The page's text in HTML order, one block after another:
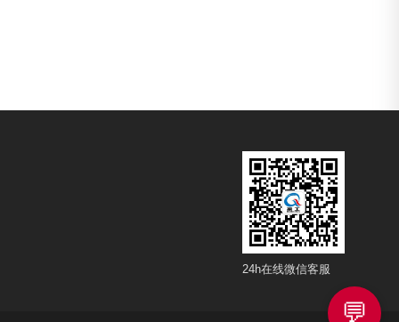
24h在线微信客服
💬